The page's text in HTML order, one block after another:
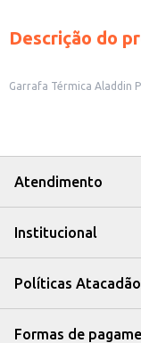
Descrição do
Garrafa Térmica Aladdin
Atendimento
Institucional
Políticas Atacadão
Formas de